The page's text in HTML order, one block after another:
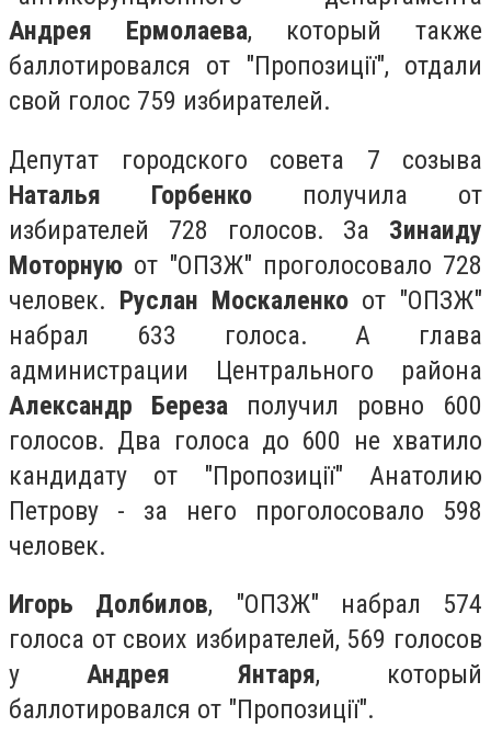
Андрея Ермолаева, который также
баллотировался от "Пропозиції", отдали
свой голос 759 избирателей.
Депутат городского совета 7 созыва
Наталья Горбенко получила от
избирателей 728 голосов. За Зинаиду
Моторную от "ОПЗЖ" проголосовало 728
человек. Руслан Москаленко от "ОПЗЖ"
набрал 633 голоса. А глава
администрации Центрального района
Александр Береза получил ровно 600
голосов. Два голоса до 600 не хватило
кандидату от "Пропозиції" Анатолию
Петрову - за него проголосовало 598
человек.
Игорь Долбилов, "ОПЗЖ" набрал 574
голоса от своих избирателей, 569 голосов
уАндрея Янтаря, который
баллотировался от "Пропозиції".